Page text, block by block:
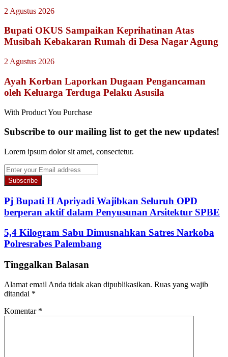
2 Agustus 2026
Bupati OKUS Sampaikan Keprihatinan Atas
Musibah Kebakaran Rumah di Desa Nagar Agung
2 Agustus 2026
Ayah Korban Laporkan Dugaan Pengancaman
oleh Keluarga Terduga Pelaku Asusila
With Product You Purchase
Subscribe to our mailing list to get the new updates!
Lorem ipsum dolor sit amet, consectetur.
Enter
your
Email
address
Pj Bupati H Apriyadi Wajibkan Seluruh OPD
berperan aktif dalam Penyusunan Arsitektur SPBE
5,4 Kilogram Sabu Dimusnahkan Satres Narkoba
Polresrabes Palembang
Tinggalkan Balasan
Alamat email Anda tidak akan dipublikasikan. Ruas yang wajib
ditandai *
Komentar *